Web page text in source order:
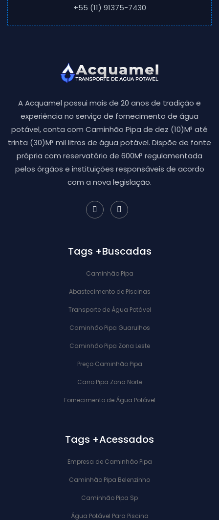
+55 (11) 91375-7430
A Acquamel possui mais de 20 anos de tradição e
experiência no serviço de fornecimento de água
potável, conta com Caminhão Pipa de dez (10)M³ até
trinta (30)M³ mil litros de água potável. Dispõe de fonte
própria com reservatório de 600M³ regulamentada
pelos órgãos e instituições responsáveis de acordo
com a nova legislação.
Tags +Buscadas
Caminhão Pipa
Abastecimento de Piscinas
Transporte de Água Potável
Caminhão Pipa Guarulhos
Caminhão Pipa Zona Leste
Preço Caminhão Pipa
Carro Pipa Zona Norte
Fornecimento de Água Potável
Tags +Acessados
Empresa de Caminhão Pipa
Caminhão Pipa Belenzinho
Caminhão Pipa Sp
Água Potável Para Piscina